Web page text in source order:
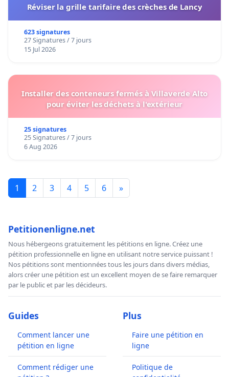
Réviser la grille tarifaire des crèches de Lancy
623 signatures
27 Signatures / 7 jours
15 Jul 2026
Installer des conteneurs fermés à Villaverde Alto
pour éviter les déchets à l'extérieur
25 signatures
25 Signatures / 7 jours
6 Aug 2026
1 2 3 4 5 6 »
Petitionenligne.net
Nous hébergeons gratuitement les pétitions en ligne. Créez une
pétition professionnelle en ligne en utilisant notre service puissant !
Nos pétitions sont mentionnées tous les jours dans divers médias,
alors créer une pétition est un excellent moyen de se faire remarquer
par le public et par les décideurs.
Guides
Comment lancer une
pétition en ligne
Comment rédiger une
Plus
Faire une pétition en
ligne
Politique de